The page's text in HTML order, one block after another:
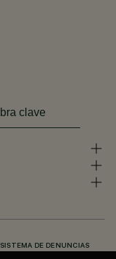
SISTEMA DE DENUNCIAS